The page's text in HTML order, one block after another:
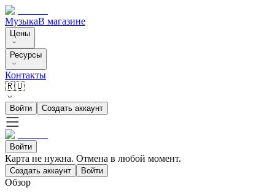
МузыкаВ магазине
Цены
Ресурсы
Контакты
🇷🇺
Войти Создать аккаунт
Войти
Карта не нужна. Отмена в любой момент.
Создать аккаунт Войти
Обзор